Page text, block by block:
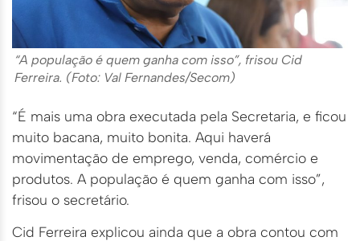
“A população é quem ganha com isso”, frisou Cid
Ferreira. (Foto: Val Fernandes/Secom)
“É mais uma obra executada pela Secretaria, e ficou
muito bacana, muito bonita. Aqui haverá
movimentação de emprego, venda, comércio e
produtos. A população é quem ganha com isso”,
frisou o secretário.
Cid Ferreira explicou ainda que a obra contou com